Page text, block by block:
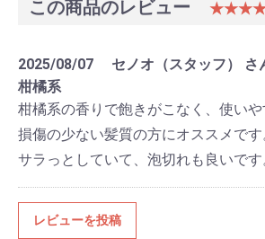
この商品のレビュー
2025/08/07 セノオ（スタッフ） さ
柑橘系
柑橘系の香りで飽きがこなく、使いや
損傷の少ない髪質の方にオススメです
サラっとしていて、泡切れも良いです
レビューを投稿